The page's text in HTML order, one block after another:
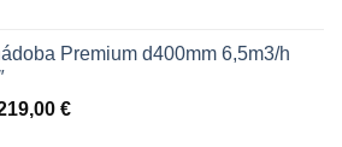
1690,00 €.1566,00 €.
Premium d400mm 6,5m3/h
€Aktuálna